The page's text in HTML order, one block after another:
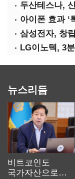
두산테스나,
아이폰 효과
LG이노텍, 3
뉴스리듬
비트코인도
국가자산으로…'